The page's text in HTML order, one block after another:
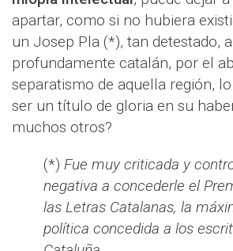
apartar, como si no hubiera
un Josep Pla (*), tan detestado,
profundamente catalán, por el
separatismo de aquella región,
ser un título de gloria en su
muchos otros?
(*) Fue muy criticada y
negativa a concederle el
las Letras Catalanas, la
política concedida a los